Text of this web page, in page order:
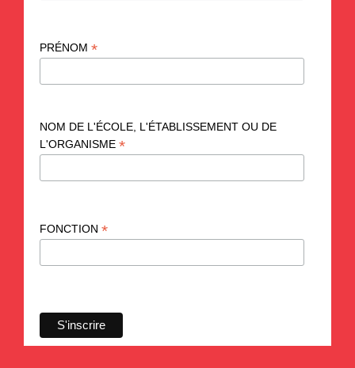
PRÉNOM *
NOM DE L'ÉCOLE, L'ÉTABLISSEMENT OU DE
L'ORGANISME *
FONCTION *